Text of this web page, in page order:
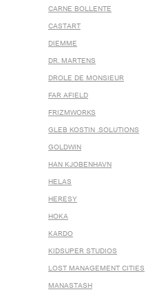
CARNE BOLLENTE
CASTART
DIEMME
DR. MARTENS
DROLE DE MONSIEUR
FAR AFIELD
FRIZMWORKS
GLEB KOSTIN .SOLUTIONS
GOLDWIN
HAN KJOBENHAVN
HELAS
HERESY
HOKA
KARDO
KIDSUPER STUDIOS
LOST MANAGEMENT CITIES
MANASTASH